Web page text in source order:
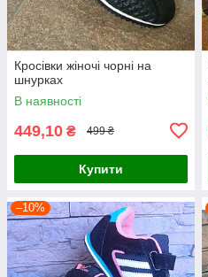
Кросівки жіночі чорні на
шнурках
В наявності
449,10 ₴ 499 ₴
Купити
–10%